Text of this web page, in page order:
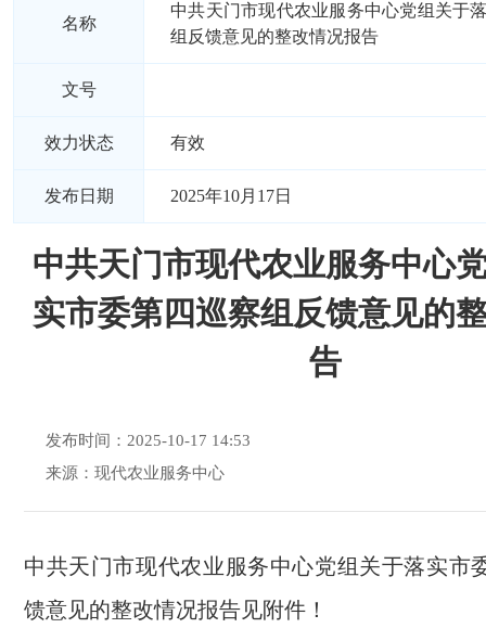
名称
中共天门市现代农业服务中心党组关于
组反馈意见的整改情况报告
文号
效力状态 有效
发布日期 2025年10月17日
中共天门市现代农业服务中心
实市委第四巡察组反馈意见的
告
发布时间：2025-10-17 14:53
来源：现代农业服务中心
中共天门市现代农业服务中心党组关于落实市
馈意见的整改情况报告见附件！